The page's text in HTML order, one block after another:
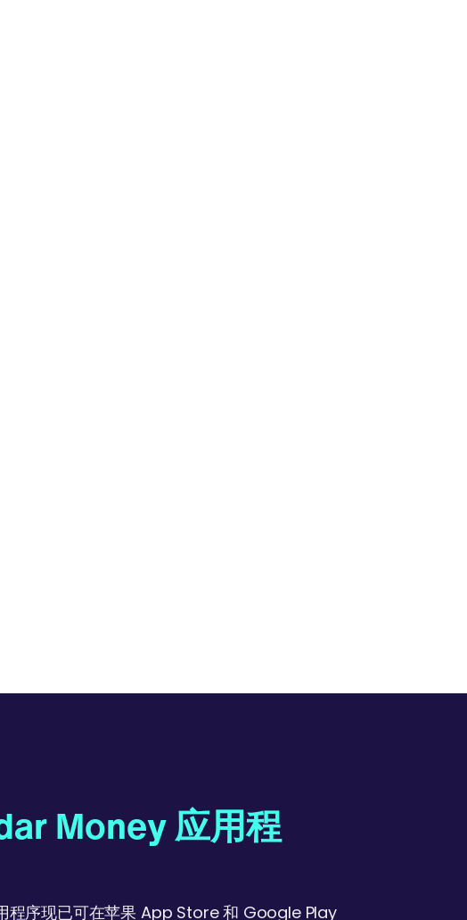
Money 应用程
程序现已可在苹果 App Store 和 Google Play